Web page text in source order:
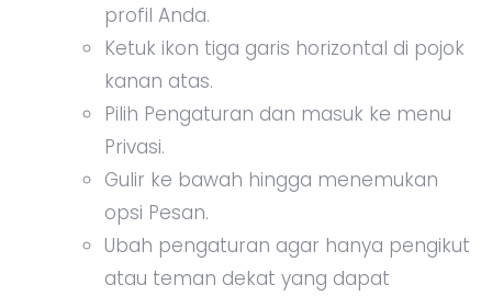
profil Anda.
Ketuk ikon tiga garis horizontal di pojok
kanan atas.
Pilih Pengaturan dan masuk ke menu
Privasi.
Gulir ke bawah hingga menemukan
opsi Pesan.
Ubah pengaturan agar hanya pengikut
atau teman dekat yang dapat